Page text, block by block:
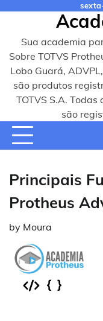
contentSua academia
Sobre TOTVS
Lobo Guará,
são produtos
TOTVS S.A.
são
Principais
Protheus
by Moura